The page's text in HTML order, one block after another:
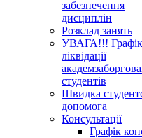
забезпечення
дисциплін
Розклад занять
УВАГА!!! Графік
ліквідації
студентів
Швидка
допомога
Консультації
Графік